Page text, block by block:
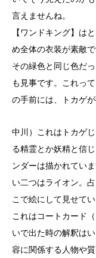
言えませんね。
【ワンドキング】は
め全体の衣装が素敵
その緑色と同じ色だ
も見事です。これっ
の手前には、トカゲが
中川）これはトカゲ
る精霊とか妖精と信
ンダーは描かれてい
い二つはライオン。
こで絵にして見せてい
これはコートカード
いで出た時の解釈は
容に関係する人物や